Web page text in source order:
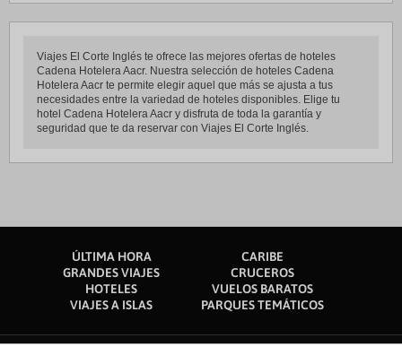
Viajes El Corte Inglés te ofrece las mejores ofertas de hoteles
Cadena Hotelera Aacr. Nuestra selección de hoteles Cadena
Hotelera Aacr te permite elegir aquel que más se ajusta a tus
necesidades entre la variedad de hoteles disponibles. Elige tu
hotel Cadena Hotelera Aacr y disfruta de toda la garantía y
seguridad que te da reservar con Viajes El Corte Inglés.
ÚLTIMA HORA
CARIBE
GRANDES VIAJES
CRUCEROS
HOTELES
VUELOS BARATOS
VIAJES A ISLAS
PARQUES TEMÁTICOS